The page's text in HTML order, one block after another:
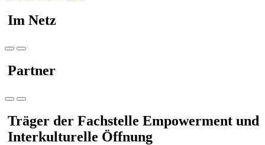
Im Netz
Partner
Träger der Fachstelle Empowerment und
Interkulturelle Öffnung